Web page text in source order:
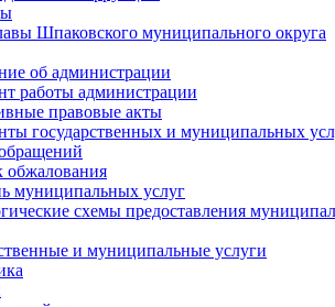
Шпаковского муниципального округа
об администрации
работы администрации
правовые акты
государственных и муниципальных
обжалования
муниципальных услуг
схемы предоставления
и муниципальные услуги